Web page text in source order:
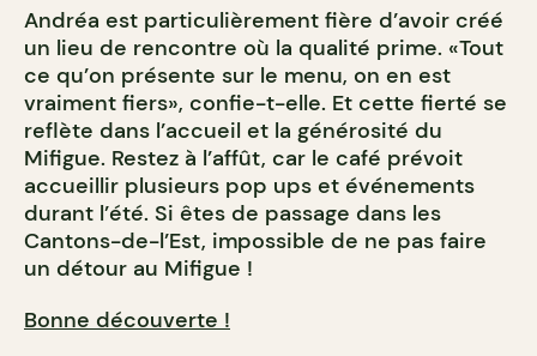
Andréa est particulièrement fière d’avoir créé
un lieu de rencontre où la qualité prime. «Tout
ce qu’on présente sur le menu, on en est
vraiment fiers», confie-t-elle. Et cette fierté se
reflète dans l’accueil et la générosité du
Mifigue. Restez à l’affût, car le café prévoit
accueillir plusieurs pop ups et événements
durant l’été. Si êtes de passage dans les
Cantons-de-l’Est, impossible de ne pas faire
un détour au Mifigue !
Bonne découverte !